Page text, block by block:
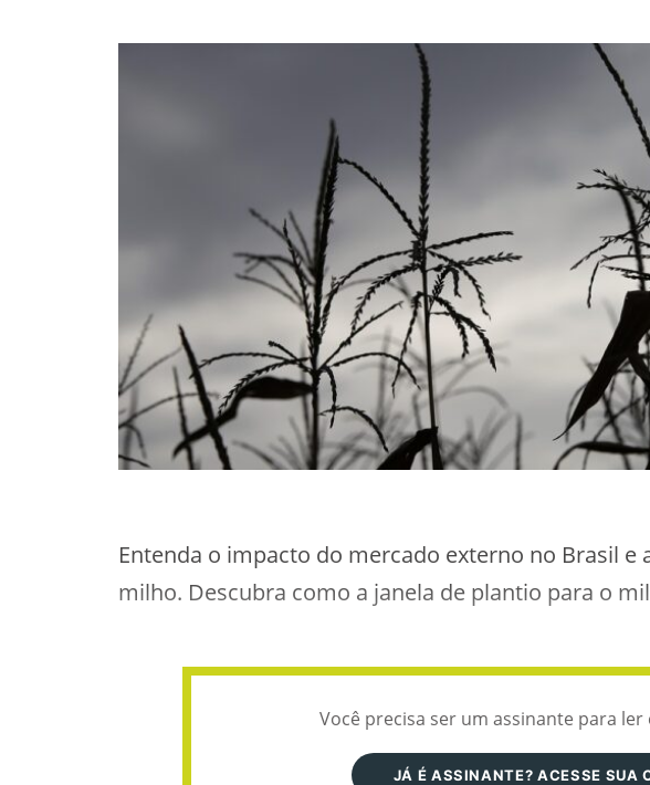
Entenda o impacto do mercado externo no Brasil e
milho. Descubra como a janela de plantio para o
Você precisa ser um assinante para ler
JÁ É ASSINANTE? ACESSE SUA